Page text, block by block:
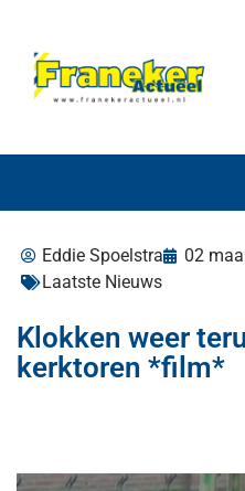
Eddie Spoelstra 02
Laatste Nieuws
Klokken weer
kerktoren *film*